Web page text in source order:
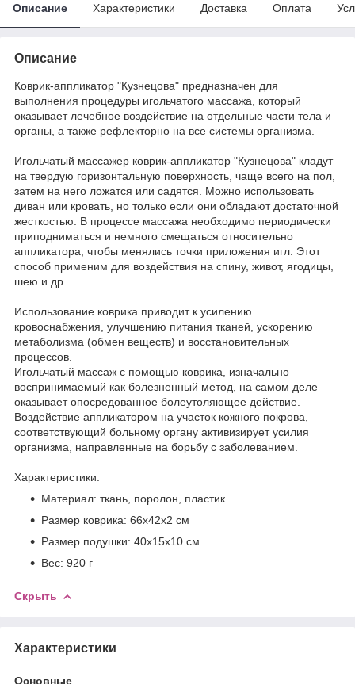
Описание Характеристики Доставка Оплата
Описание
Коврик-аппликатор "Кузнецова" предназначен для
выполнения процедуры игольчатого массажа, который
оказывает лечебное воздействие на отдельные части тела и
органы, а также рефлекторно на все системы организма.
Игольчатый массажер коврик-аппликатор "Кузнецова" кладут
на твердую горизонтальную поверхность, чаще всего на пол,
затем на него ложатся или садятся. Можно использовать
диван или кровать, но только если они обладают достаточной
жесткостью. В процессе массажа необходимо периодически
приподниматься и немного смещаться относительно
аппликатора, чтобы менялись точки приложения игл. Этот
способ применим для воздействия на спину, живот, ягодицы,
шею и др
Использование коврика приводит к усилению
кровоснабжения, улучшению питания тканей, ускорению
метаболизма (обмен веществ) и восстановительных
процессов.
Игольчатый массаж с помощью коврика, изначально
воспринимаемый как болезненный метод, на самом деле
оказывает опосредованное болеутоляющее действие.
Воздействие аппликатором на участок кожного покрова,
соответствующий больному органу активизирует усилия
организма, направленные на борьбу с заболеванием.
Характеристики:
Материал: ткань, поролон, пластик
Размер коврика: 66х42х2 см
Размер подушки: 40х15х10 см
Вес: 920 г
Скрыть
Характеристики
Основные